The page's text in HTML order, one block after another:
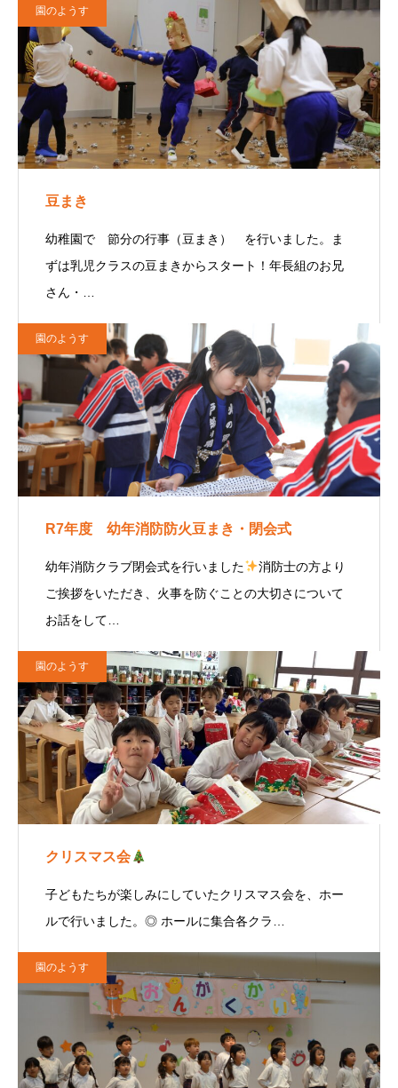
園のようす
豆まき
幼稚園で 節分の行事（豆まき） を行いました。ま
ずは乳児クラスの豆まきからスタート！年長組のお兄
さん・…
園のようす
R7年度 幼年消防防火豆まき・閉会式
幼年消防クラブ閉会式を行いました
消防士の方より
ご挨拶をいただき、火事を防ぐことの大切さについて
お話をして…
園のようす
クリスマス会
子どもたちが楽しみにしていたクリスマス会を、ホー
ルで行いました。◎ ホールに集合各クラ…
園のようす